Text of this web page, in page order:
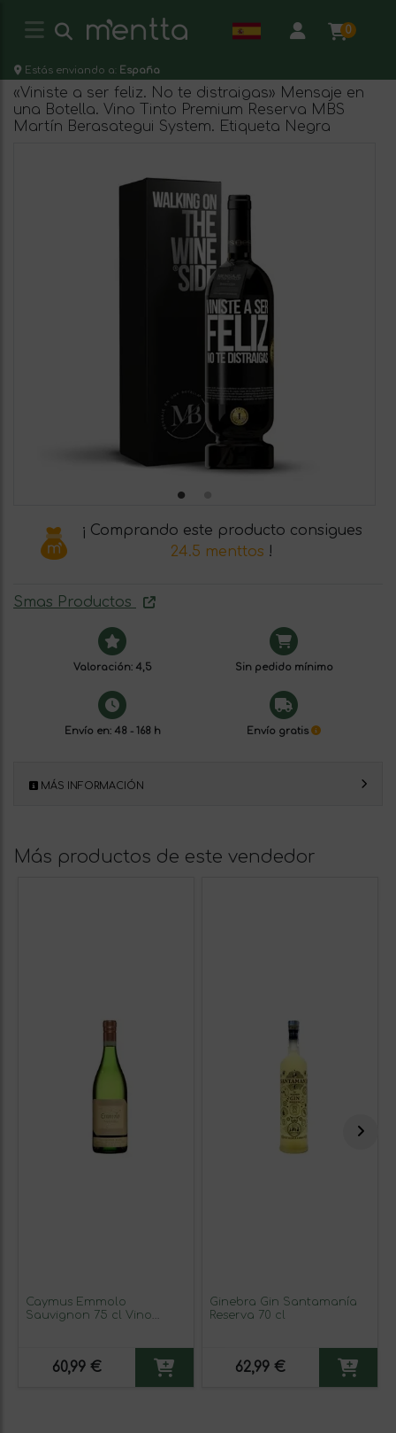
0
Estás enviando a: España
«Viniste a ser feliz. No te distraigas» Mensaje en
una Botella. Vino Tinto Premium Reserva MBS
Martín Berasategui System. Etiqueta Negra
¡ Comprando este producto consigues
24.5 menttos !
Smas Productos
Valoración: 4,5 Sin pedido mínimo
Envío en: 48 - 168 h Envío gratis
MÁS INFORMACIÓN
Más productos de este vendedor
Caymus Emmolo
Sauvignon 75 cl Vino
60,99 €
Ginebra Gin Santamanía
Reserva 70 cl
62,99 €